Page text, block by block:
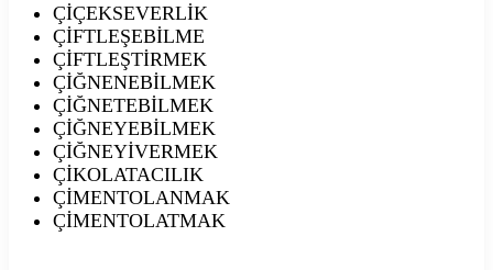
ÇİÇEKSEVERLİK
ÇİFTLEŞEBİLME
ÇİFTLEŞTİRMEK
ÇİĞNENEBİLMEK
ÇİĞNETEBİLMEK
ÇİĞNEYEBİLMEK
ÇİĞNEYİVERMEK
ÇİKOLATACILIK
ÇİMENTOLANMAK
ÇİMENTOLATMAK